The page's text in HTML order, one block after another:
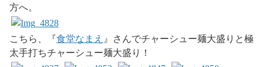
方へ。
こちら、『食堂なまえ 』さんでチャーシュー麺大盛りと極
太手打ちチャーシュー麺大盛り！